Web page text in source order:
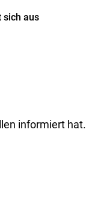
sich aus
informiert hat.